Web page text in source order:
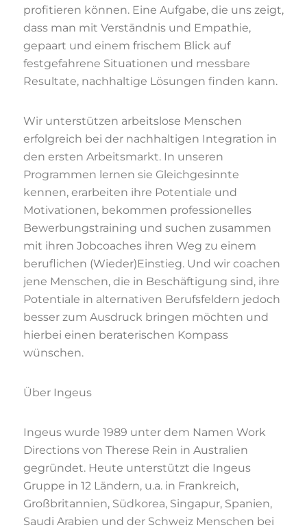
profitieren können. Eine Aufgabe, die uns zeigt,
dass man mit Verständnis und Empathie,
gepaart und einem frischem Blick auf
festgefahrene Situationen und messbare
Resultate, nachhaltige Lösungen finden kann.
Wir unterstützen arbeitslose Menschen
erfolgreich bei der nachhaltigen Integration in
den ersten Arbeitsmarkt. In unseren
Programmen lernen sie Gleichgesinnte
kennen, erarbeiten ihre Potentiale und
Motivationen, bekommen professionelles
Bewerbungstraining und suchen zusammen
mit ihren Jobcoaches ihren Weg zu einem
beruflichen (Wieder)Einstieg. Und wir coachen
jene Menschen, die in Beschäftigung sind, ihre
Potentiale in alternativen Berufsfeldern jedoch
besser zum Ausdruck bringen möchten und
hierbei einen beraterischen Kompass
wünschen.
Über Ingeus
Ingeus wurde 1989 unter dem Namen Work
Directions von Therese Rein in Australien
gegründet. Heute unterstützt die Ingeus
Gruppe in 12 Ländern, u.a. in Frankreich,
Großbritannien, Südkorea, Singapur, Spanien,
Saudi Arabien und der Schweiz Menschen bei